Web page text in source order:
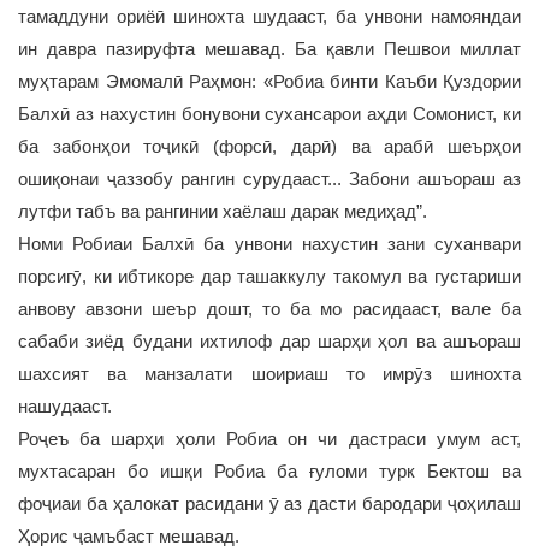
тамаддуни ориёӣ шинохта шудааст, ба унвони намояндаи
ин давра пазируфта мешавад. Ба қавли Пешвои миллат
муҳтарам Эмомалӣ Раҳмон: «Робиа бинти Каъби Қуздории
Балхӣ аз нахустин бонувони сухансарои аҳди Сомонист, ки
ба забонҳои тоҷикӣ (форсӣ, дарӣ) ва арабӣ шеърҳои
ошиқонаи ҷаззобу рангин сурудааст... Забони ашъораш аз
лутфи табъ ва рангинии хаёлаш дарак медиҳад”.
Номи Робиаи Балхӣ ба унвони нахустин зани суханвари
порсигӯ, ки ибтикоре дар ташаккулу такомул ва густариши
анвову авзони шеър дошт, то ба мо расидааст, вале ба
сабаби зиёд будани ихтилоф дар шарҳи ҳол ва ашъораш
шахсият ва манзалати шоириаш то имрӯз шинохта
нашудааст.
Роҷеъ ба шарҳи ҳоли Робиа он чи дастраси умум аст,
мухтасаран бо ишқи Робиа ба ғуломи турк Бектош ва
фоҷиаи ба ҳалокат расидани ӯ аз дасти бародари ҷоҳилаш
Ҳорис ҷамъбаст мешавад.